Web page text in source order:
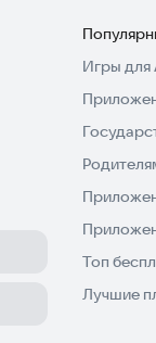
Игры для
Топ
Лучшие